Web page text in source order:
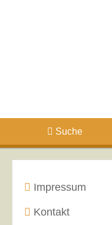
Suche
Impressum
Kontakt